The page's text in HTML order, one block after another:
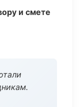
и смете